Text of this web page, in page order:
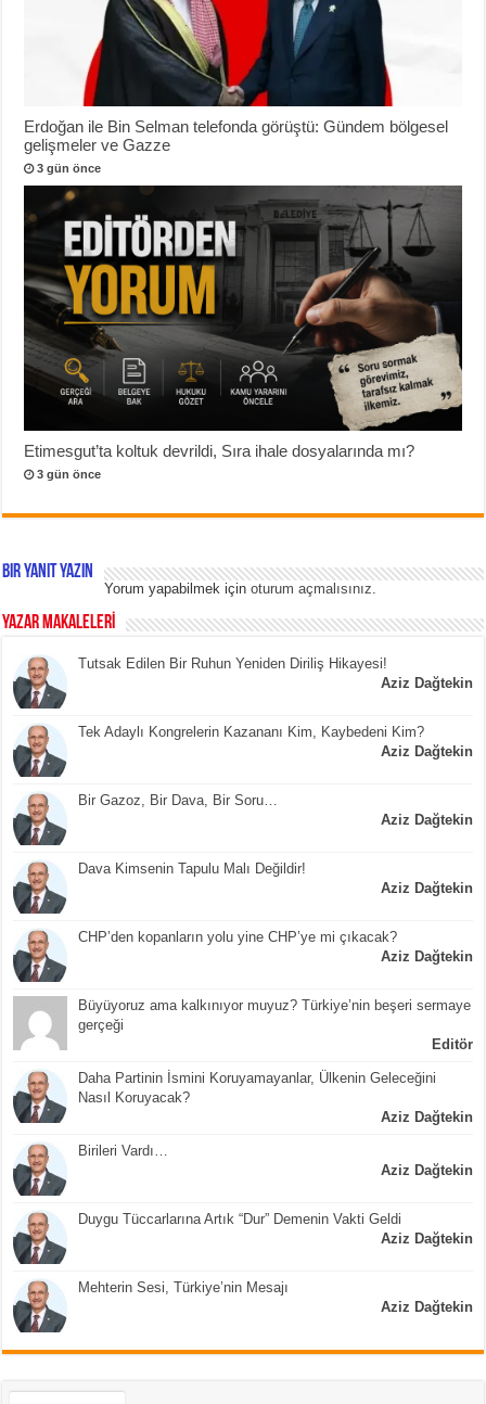
Erdoğan ile Bin Selman telefonda görüştü: Gündem bölgesel
gelişmeler ve Gazze
3 gün önce
Etimesgut’ta koltuk devrildi, Sıra ihale dosyalarında mı?
3 gün önce
Bir yanıt yazın
Yorum yapabilmek içinoturum açmalısınız.
YAZAR MAKALELERİ
Tutsak Edilen Bir Ruhun Yeniden Diriliş Hikayesi!
Aziz Dağtekin
Tek Adaylı Kongrelerin Kazananı Kim, Kaybedeni Kim?
Aziz Dağtekin
Bir Gazoz, Bir Dava, Bir Soru…
Aziz Dağtekin
Dava Kimsenin Tapulu Malı Değildir!
Aziz Dağtekin
CHP’den kopanların yolu yine CHP’ye mi çıkacak?
Aziz Dağtekin
Büyüyoruz ama kalkınıyor muyuz? Türkiye’nin beşeri sermaye
gerçeği
Editör
Daha Partinin İsmini Koruyamayanlar, Ülkenin Geleceğini
Nasıl Koruyacak?
Aziz Dağtekin
Birileri Vardı…
Aziz Dağtekin
Duygu Tüccarlarına Artık “Dur” Demenin Vakti Geldi
Aziz Dağtekin
Mehterin Sesi, Türkiye’nin Mesajı
Aziz Dağtekin